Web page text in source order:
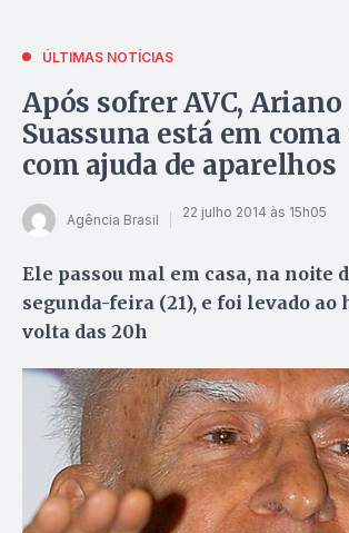
ÚLTIMAS NOTÍCIAS
Após sofrer AVC, Ariano
Suassuna está em
com ajuda de aparelhos
Agência Brasil 22 julho 2014 às 15h05
Ele passou mal em casa, na noite
segunda-feira (21), e foi levado ao
volta das 20h